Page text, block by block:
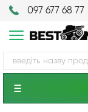
097 677 68 77